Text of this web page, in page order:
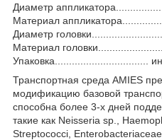
Диаметр
Материал
Диаметр
Материал
Упаковка.................................
Транспортная среда AMIES
модификацию базовой
способна более 3-х дней
такие как Neisseria sp.,
Streptococci,